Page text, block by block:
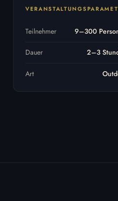
Teilnehmer 9–300
Dauer 2–3
Art